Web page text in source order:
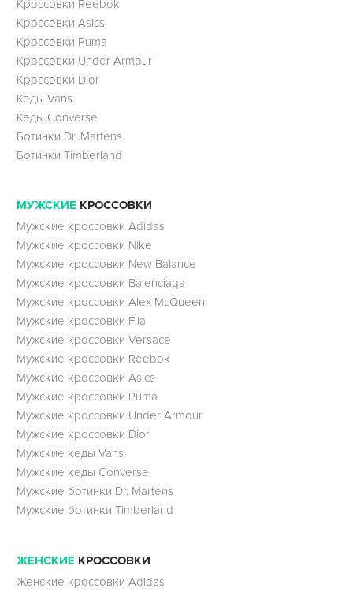
Кроссовки Reebok
Кроссовки Asics
Кроссовки Puma
Кроссовки Under Armour
Кроссовки Dior
Кеды Vans
Кеды Converse
Ботинки Dr. Martens
Ботинки Timberland
МУЖСКИЕ КРОССОВКИ
Мужские кроссовки Adidas
Мужские кроссовки Nike
Мужские кроссовки New Balance
Мужские кроссовки Balenciaga
Мужские кроссовки Alex McQueen
Мужские кроссовки Fila
Мужские кроссовки Versace
Мужские кроссовки Reebok
Мужские кроссовки Asics
Мужские кроссовки Puma
Мужские кроссовки Under Armour
Мужские кроссовки Dior
Мужские кеды Vans
Мужские кеды Converse
Мужские ботинки Dr. Martens
Мужские ботинки Timberland
ЖЕНСКИЕ КРОССОВКИ
Женские кроссовки Adidas